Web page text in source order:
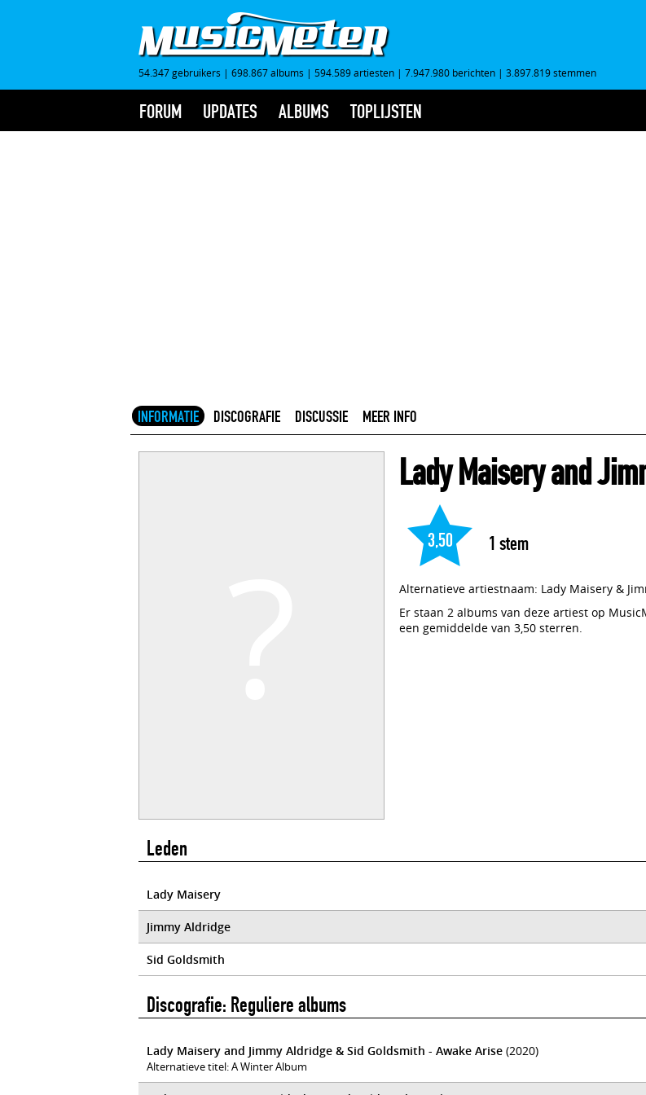
54.347 gebruikers | 698.867 albums | 594.589 artiesten | 7.947.980 berichten | 3.897.819 stemmen
FORUM UPDATES ALBUMS TOPLIJSTEN
INFORMATIE DISCOGRAFIE DISCUSSIE MEER INFO
Lady Maisery and
3,50 1 stem
Alternatieve artiestnaam: Lady Maisery &
Er staan 2 albums van deze artiest op
een gemiddelde van 3,50 sterren.
Leden
Lady Maisery
Jimmy Aldridge
Sid Goldsmith
Discografie: Reguliere albums
Lady Maisery and Jimmy Aldridge & Sid Goldsmith - Awake Arise (2020)
Alternatieve titel: A Winter Album